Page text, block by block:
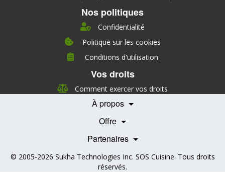
Nos politiques
Confidentialité
Politique sur les cookies
Conditions d'utilisation
Vos droits
Comment exercer vos droits
À propos
À propos
Direction
Nutrition
Carrières
Offre
Témoignages
Partenaires
Nos partenaires
Devenir Partenaire
Professionnels de la santé
© 2005-2026 Sukha Technologies Inc. SOS Cuisine. Tous droits
réservés.